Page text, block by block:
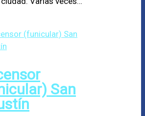
San